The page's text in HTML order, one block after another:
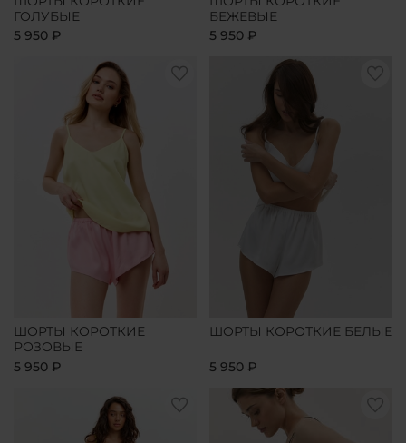
ГОЛУБЫЕ
5 950 ₽
БЕЖЕВЫЕ
5 950 ₽
ШОРТЫ КОРОТКИЕ
РОЗОВЫЕ
5 950 ₽
ШОРТЫ КОРОТКИЕ БЕЛЫЕ
5 950 ₽